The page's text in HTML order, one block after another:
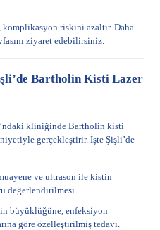
riskini azaltır. Daha
ziyaret edebilirsiniz.
Bartholin Kisti Lazer
kliniğinde Bartholin kisti
gerçekleştirir. İşte Şişli’de
ve ultrason ile kistin
değerlendirilmesi.
büyüklüğüne, enfeksiyon
göre özelleştirilmiş tedavi.